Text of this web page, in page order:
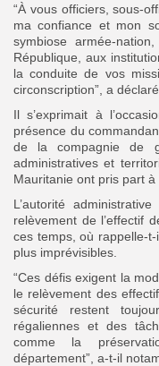
FR
“À vous officiers, sous-
ma confiance et mon
symbiose armée-
République, aux
la conduite de vos
circonscription”, a
Il s’exprimait à
présence du
de la compagnie de
administratives et
Mauritanie ont pris part à
L’autorité
relèvement de l’effectif
ces temps, où rappelle-
plus imprévisibles.
“Ces défis exigent la
le relèvement des
sécurité restent
régaliennes et des
comme la
département”, a-t-il